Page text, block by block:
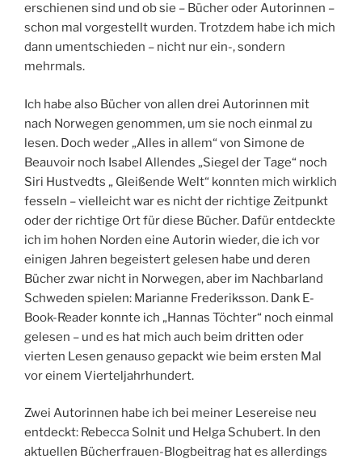
erschienen sind und ob sie – Bücher oder Autorinnen –
schon mal vorgestellt wurden. Trotzdem habe ich mich
dann umentschieden – nicht nur ein-, sondern
mehrmals.
Ich habe also Bücher von allen drei Autorinnen mit
nach Norwegen genommen, um sie noch einmal zu
lesen. Doch weder „Alles in allem“ von Simone de
Beauvoir noch Isabel Allendes „Siegel der Tage“ noch
Siri Hustvedts „ Gleißende Welt“ konnten mich wirklich
fesseln – vielleicht war es nicht der richtige Zeitpunkt
oder der richtige Ort für diese Bücher. Dafür entdeckte
ich im hohen Norden eine Autorin wieder, die ich vor
einigen Jahren begeistert gelesen habe und deren
Bücher zwar nicht in Norwegen, aber im Nachbarland
Schweden spielen: Marianne Frederiksson. Dank E-
Book-Reader konnte ich „Hannas Töchter“ noch einmal
gelesen – und es hat mich auch beim dritten oder
vierten Lesen genauso gepackt wie beim ersten Mal
vor einem Vierteljahrhundert.
Zwei Autorinnen habe ich bei meiner Lesereise neu
entdeckt: Rebecca Solnit und Helga Schubert. In den
aktuellen Bücherfrauen-Blogbeitrag hat es allerdings